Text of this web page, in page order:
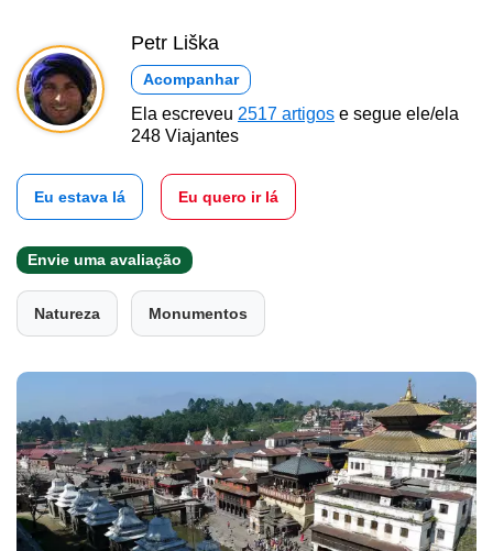
Petr Liška
Acompanhar
Ela escreveu 2517 artigos e segue ele/ela
248 Viajantes
Eu estava lá Eu quero ir lá
Envie uma avaliação
Natureza Monumentos